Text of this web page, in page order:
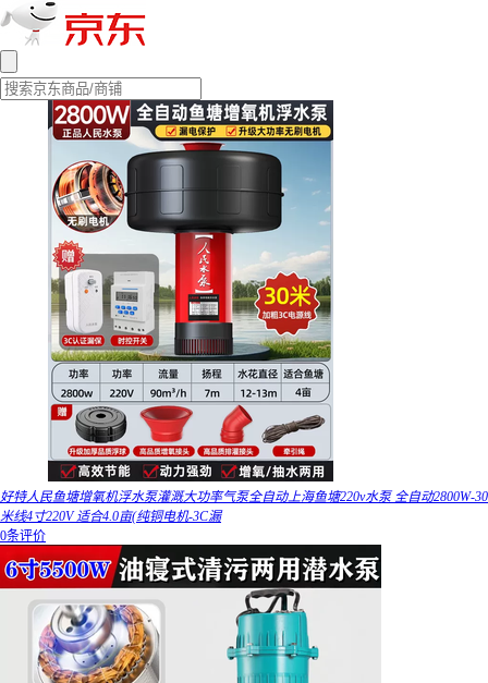
好特人民鱼塘增氧机浮水泵灌溉大功率气泵全自动上海鱼塘220v水泵 全自动2800W-30
米线4寸220V 适合4.0亩(纯铜电机-3C漏
0条评价